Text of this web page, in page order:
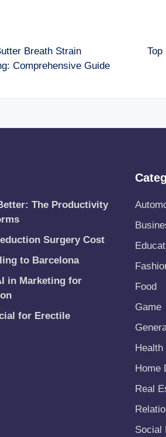
Breath Strain
Comprehensive Guide
Top
The Productivity
Surgery Cost
to Barcelona
in Marketing for
for Erectile
Food
Game
Home
Real
Social